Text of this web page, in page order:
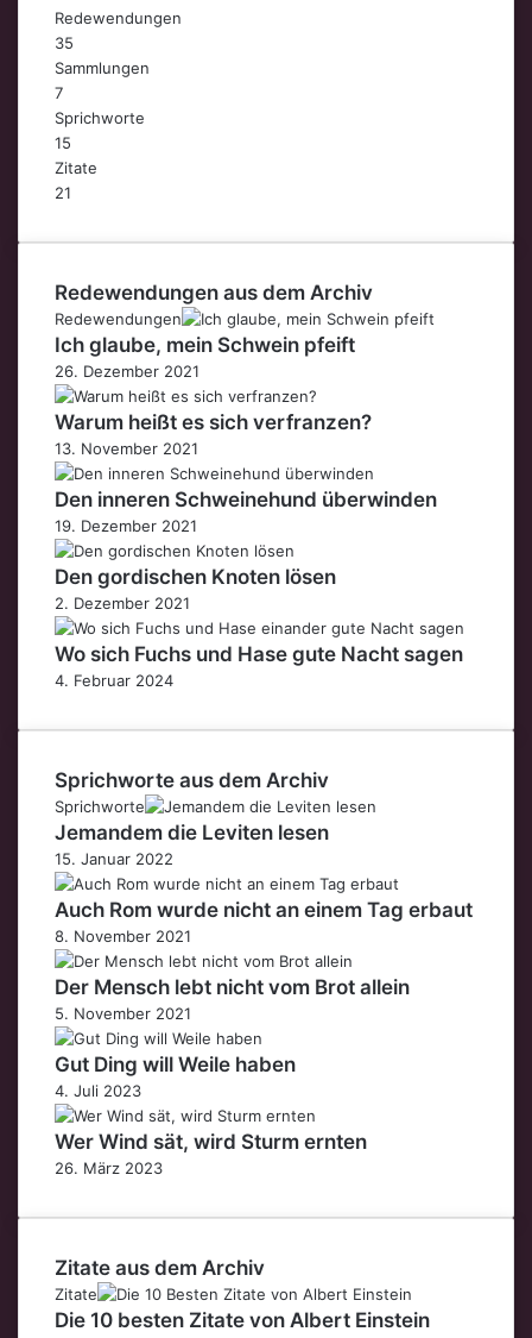
Redewendungen
35
Sammlungen
7
Sprichworte
15
Zitate
21
Redewendungen aus dem Archiv
Redewendungen
Ich glaube, mein Schwein pfeift
26. Dezember 2021
Warum heißt es sich verfranzen?
13. November 2021
Den inneren Schweinehund überwinden
19. Dezember 2021
Den gordischen Knoten lösen
2. Dezember 2021
Wo sich Fuchs und Hase gute Nacht sagen
4. Februar 2024
Sprichworte aus dem Archiv
Sprichworte
Jemandem die Leviten lesen
15. Januar 2022
Auch Rom wurde nicht an einem Tag erbaut
8. November 2021
Der Mensch lebt nicht vom Brot allein
5. November 2021
Gut Ding will Weile haben
4. Juli 2023
Wer Wind sät, wird Sturm ernten
26. März 2023
Zitate aus dem Archiv
Zitate
Die 10 besten Zitate von Albert Einstein